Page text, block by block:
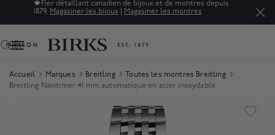
🍁 Fier détaillant canadien de bijoux et de montres depuis
1879. Magasiner les bijoux Magasiner les montres
0
Accueil Marques Breitling
Toutes les montres Breitling
Breitling Navitimer 41 mm automatique en acier inoxydable
Product Images